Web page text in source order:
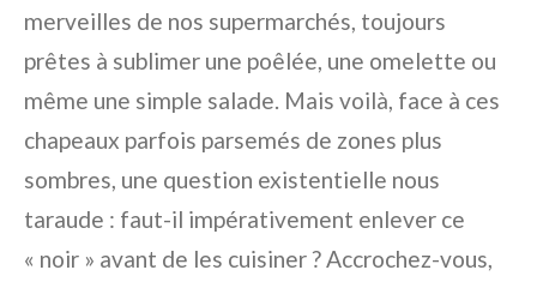
merveilles de nos supermarchés, toujours
prêtes à sublimer une poêlée, une omelette ou
même une simple salade. Mais voilà, face à ces
chapeaux parfois parsemés de zones plus
sombres, une question existentielle nous
taraude : faut-il impérativement enlever ce
« noir » avant de les cuisiner ? Accrochez-vous,